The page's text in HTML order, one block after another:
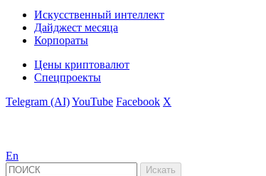
Искусственный интеллект
Дайджест месяца
Корпораты
Цены криптовалют
Спецпроекты
Telegram (AI)YouTube Facebook X
En